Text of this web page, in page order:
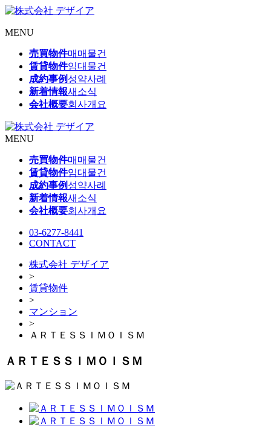
MENU
売買物件매매물건
賃貸物件임대물건
成約事例 성약사례
新着情報새소식
会社概要회사개요
MENU
売買物件매매물건
賃貸物件임대물건
成約事例 성약사례
新着情報새소식
会社概要회사개요
03-6277-8441
CONTACT
株式会社 デザイア
>
賃貸物件
>
マンション
>
ＡＲＴＥＳＳＩＭＯＩＳＭ
ＡＲＴＥＳＳＩＭＯＩＳＭ